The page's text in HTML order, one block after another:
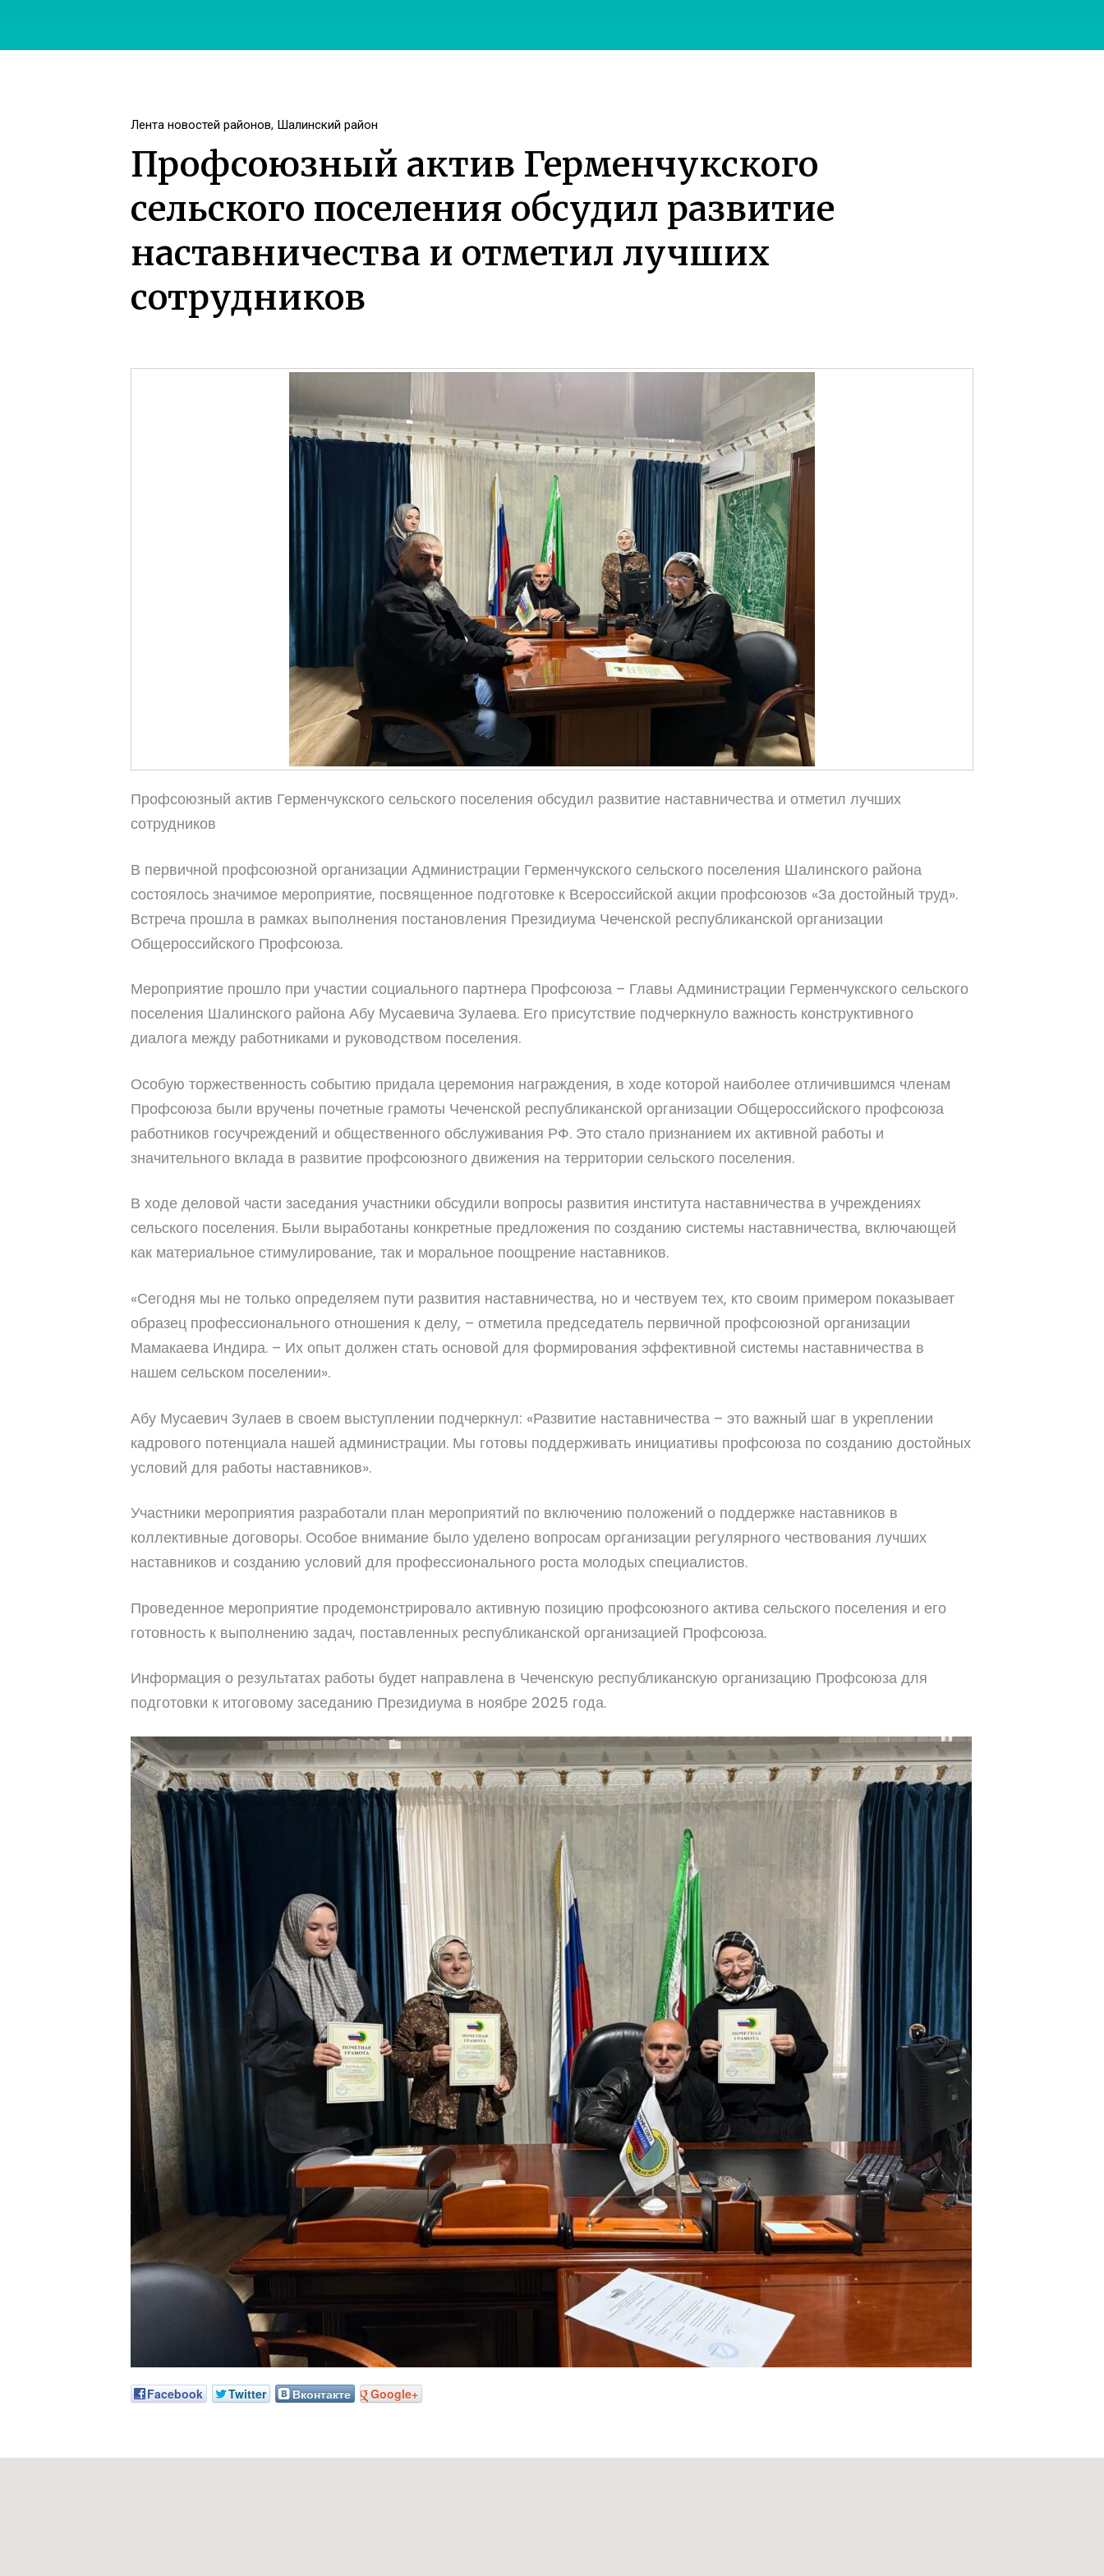
Лента новостей районов, Шалинский район
Профсоюзный актив Герменчукского
сельского поселения обсудил развитие
наставничества и отметил лучших
сотрудников
Профсоюзный актив Герменчукского сельского поселения обсудил развитие наставничества и отметил лучших
сотрудников
В первичной профсоюзной организации Администрации Герменчукского сельского поселения Шалинского района
состоялось значимое мероприятие, посвященное подготовке к Всероссийской акции профсоюзов «За достойный труд».
Встреча прошла в рамках выполнения постановления Президиума Чеченской республиканской организации
Общероссийского Профсоюза.
Мероприятие прошло при участии социального партнера Профсоюза – Главы Администрации Герменчукского сельского
поселения Шалинского района Абу Мусаевича Зулаева. Его присутствие подчеркнуло важность конструктивного
диалога между работниками и руководством поселения.
Особую торжественность событию придала церемония награждения, в ходе которой наиболее отличившимся членам
Профсоюза были вручены почетные грамоты Чеченской республиканской организации Общероссийского профсоюза
работников госучреждений и общественного обслуживания РФ. Это стало признанием их активной работы и
значительного вклада в развитие профсоюзного движения на территории сельского поселения.
В ходе деловой части заседания участники обсудили вопросы развития института наставничества в учреждениях
сельского поселения. Были выработаны конкретные предложения по созданию системы наставничества, включающей
как материальное стимулирование, так и моральное поощрение наставников.
«Сегодня мы не только определяем пути развития наставничества, но и чествуем тех, кто своим примером показывает
образец профессионального отношения к делу, – отметила председатель первичной профсоюзной организации
Мамакаева Индира. – Их опыт должен стать основой для формирования эффективной системы наставничества в
нашем сельском поселении».
Абу Мусаевич Зулаев в своем выступлении подчеркнул: «Развитие наставничества – это важный шаг в укреплении
кадрового потенциала нашей администрации. Мы готовы поддерживать инициативы профсоюза по созданию достойных
условий для работы наставников».
Участники мероприятия разработали план мероприятий по включению положений о поддержке наставников в
коллективные договоры. Особое внимание было уделено вопросам организации регулярного чествования лучших
наставников и созданию условий для профессионального роста молодых специалистов.
Проведенное мероприятие продемонстрировало активную позицию профсоюзного актива сельского поселения и его
готовность к выполнению задач, поставленных республиканской организацией Профсоюза.
Информация о результатах работы будет направлена в Чеченскую республиканскую организацию Профсоюза для
подготовки к итоговому заседанию Президиума в ноябре 2025 года.
Facebook Twitter Вконтакте Google+